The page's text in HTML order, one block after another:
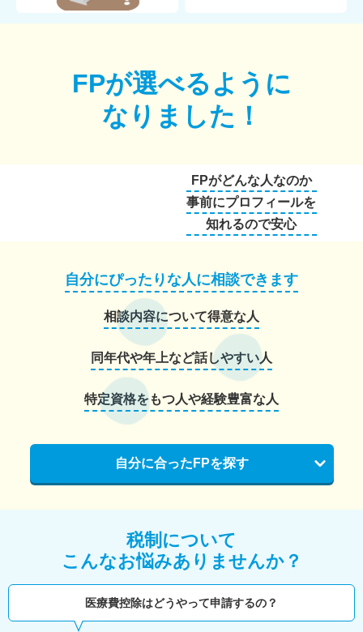
FPが選べるように
なりました！
FPがどんな人なのか
事前にプロフィールを
知れるので安心
自分にぴったりな人に相談できます
相談内容について得意な人
同年代や年上など話しやすい人
特定資格をもつ人や経験豊富な人
自分に合ったFPを探す
税制について
こんなお悩みありませんか？
医療費控除はどうやって申請するの？